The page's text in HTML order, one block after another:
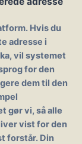
Hvis du
adresse i
, vil systemet
for den
dem til den
gør vi, så alle
vist for den
forstår. Din